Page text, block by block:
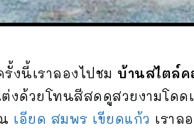
งนี้เราลองไปชม บ้านสไตล์ค
ด้วยโทนสีสดดูสวยงามโดด
เอียด สมพร เขียดแก้ว เราล